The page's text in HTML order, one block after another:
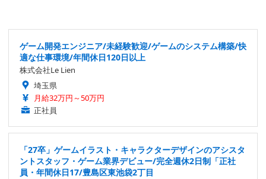
ゲーム開発エンジニア/未経験歓迎/ゲームのシステム構築/快
適な仕事環境/年間休日120日以上
株式会社Le Lien
埼玉県
月給32万円～50万円
正社員
「27卒」ゲームイラスト・キャラクターデザインのアシスタ
ントスタッフ・ゲーム業界デビュー/完全週休2日制「正社
員・年間休日17/豊島区東池袋2丁目